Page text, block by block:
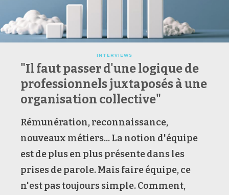
INTERVIEWS
"Il faut passer d'une logique de
professionnels juxtaposés à une
organisation collective"
Rémunération, reconnaissance,
nouveaux métiers... La notion d'équipe
est de plus en plus présente dans les
prises de parole. Mais faire équipe, ce
n'est pas toujours simple. Comment,